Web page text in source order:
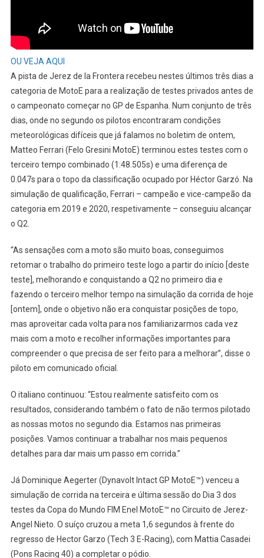
OU VEJA AQUI
A pista de Jerez de la Frontera recebeu nestes últimos três dias a
categoria de MotoE para a realização de testes privados antes de
o campeonato começar no GP de Espanha. Num conjunto de três
dias, onde no segundo os pilotos encontraram condições
meteorológicas difíceis que já falamos no boletim de ontem,
Matteo Ferrari (Felo Gresini MotoE) terminou estes testes com o
terceiro tempo combinado (1:48.505s) e uma diferença de
0.047s para o topo da classificação ocupado por Héctor Garzó. Na
simulação de qualificação, Ferrari – campeão e vice-campeão da
categoria em 2019 e 2020, respetivamente – conseguiu alcançar
o Q2.
“As sensações com a moto são muito boas, conseguimos
retomar o trabalho do primeiro teste logo a partir do início [deste
teste], melhorando e conquistando a Q2 no primeiro dia e
fazendo o terceiro melhor tempo na simulação da corrida de hoje
[ontem], onde o objetivo não era conquistar posições de topo,
mas aproveitar cada volta para nos familiarizarmos cada vez
mais com a moto e recolher informações importantes para
compreender o que precisa de ser feito para a melhorar”, disse o
piloto em comunicado oficial.
O italiano continuou: “Estou realmente satisfeito com os
resultados, considerando também o fato de não termos pilotado
as nossas motos no segundo dia. Estamos nas primeiras
posições. Vamos continuar a trabalhar nos mais pequenos
detalhes para dar mais um passo em corrida.”
Já Dominique Aegerter (Dynavolt Intact GP MotoE™) venceu a
simulação de corrida na terceira e última sessão do Dia 3 dos
testes da Copa do Mundo FIM Enel MotoE™ no Circuito de Jerez-
Angel Nieto. O suíço cruzou a meta 1,6 segundos à frente do
regresso de Hector Garzo (Tech 3 E-Racing), com Mattia Casadei
(Pons Racing 40) a completar o pódio.